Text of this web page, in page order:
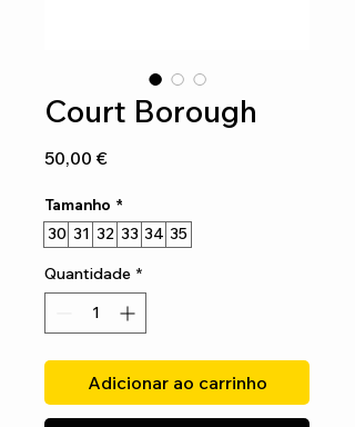
Court Borough
50,00 €Preço
Tamanho *
30 31 32 33 34 35
Quantidade *
Adicionar ao carrinho